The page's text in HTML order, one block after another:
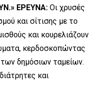
ΕΡΕΥΝΑ: Οι χρυσές
και σίτισης με το
και κουρελιάζουν
κερδοσκοπώντας
δημόσιων ταμείων.
και